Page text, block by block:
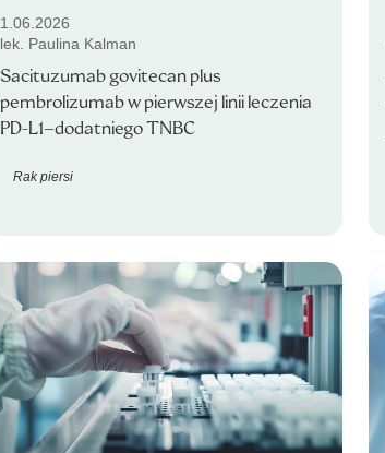
1.06.2026
lek. Paulina Kalman
Sacituzumab govitecan plus
pembrolizumab w pierwszej linii leczenia
PD-L1–dodatniego TNBC
Rak piersi